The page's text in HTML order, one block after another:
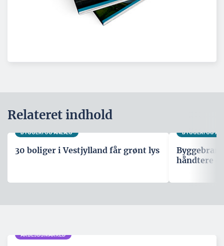
Relateret indhold
BYGGERI OG ANLÆG
30 boliger i Vestjylland får grønt lys
BYGGERI OG
håndtere
ARBEJDSMARKED